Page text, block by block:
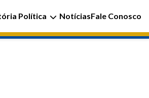
Política NotíciasFale Conosco